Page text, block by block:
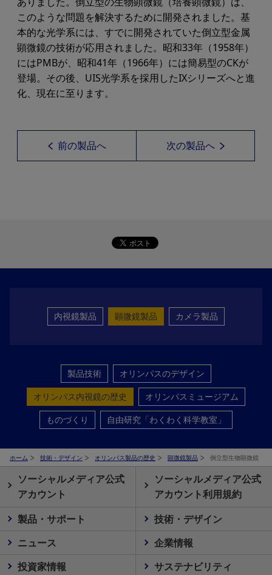
このような問題を解決するために開発されました。基
本的な光学系には、すでに開発されていた倒立型金属
顕微鏡の技術が応用されました。昭和33年（1958年）
にはPMBが、昭和41年（1966年）には簡易型のCKが
登場。その後、UIS光学系を採用したIXシリーズへと進
化、現在に至ります。
前の製品へ 次の製品へ
内視鏡製品 顕微鏡製品 カメラ製品
製品技術
オリンパスのデザイン
オリンパス内視鏡の歴史
オリンパスミュージアム
ものづくり
自由研究「わくわく科学教室」
ホーム 技術・デザイン オリンパス製品の歴史 顕微鏡製品 倒立型生物顕微鏡
ソーシャルメディア公式
アカウント
ソーシャルメディア公式
アカウント利用規約
製品・サポート
技術・デザイン
ニュース
企業情報
投資家情報
サステナビリティ